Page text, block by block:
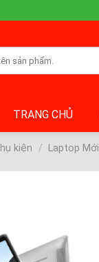
TRANG CHỦ
kiện / Laptop Mới